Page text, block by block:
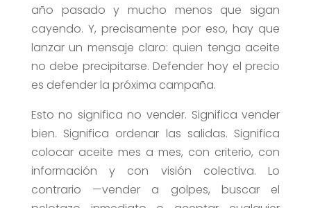
año pasado y mucho menos que sigan
cayendo. Y, precisamente por eso, hay que
lanzar un mensaje claro: quien tenga aceite
no debe precipitarse. Defender hoy el precio
es defender la próxima campaña.
Esto no significa no vender. Significa vender
bien. Significa ordenar las salidas. Significa
colocar aceite mes a mes, con criterio, con
información y con visión colectiva. Lo
contrario —vender a golpes, buscar el